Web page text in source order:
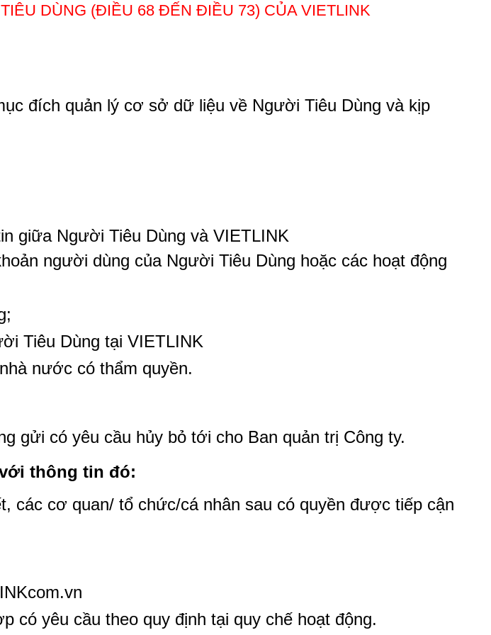
DÙNG (ĐIỀU 68 ĐẾN ĐIỀU 73) CỦA VIETLINK
đích quản lý cơ sở dữ liệu về Người Tiêu Dùng và kịp
giữa Người Tiêu Dùng và VIETLINK
người dùng của Người Tiêu Dùng hoặc các hoạt động
Tiêu Dùng tại VIETLINK
nước có thẩm quyền.
gửi có yêu cầu hủy bỏ tới cho Ban quản trị Công ty.
thông tin đó:
các cơ quan/ tổ chức/cá nhân sau có quyền được tiếp cận
yêu cầu theo quy định tại quy chế hoạt động.